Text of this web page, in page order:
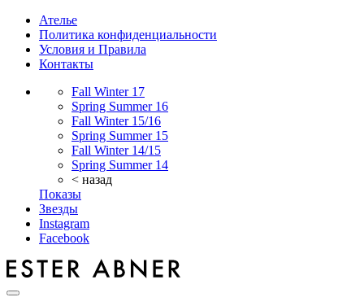
Ателье
Политика конфиденциальности
Условия и Правила
Контакты
Fall Winter 17
Spring Summer 16
Fall Winter 15/16
Spring Summer 15
Fall Winter 14/15
Spring Summer 14
< назад
Показы
Звезды
Instagram
Facebook